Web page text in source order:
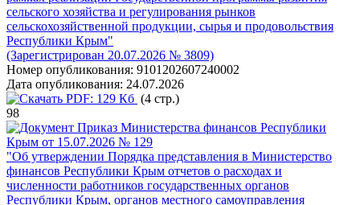
сельского хозяйства и регулирования рынков
сельскохозяйственной продукции, сырья и продовольствия
Республики Крым"
(Зарегистрирован 20.07.2026 № 3809)
Номер опубликования: 9101202607240002
Дата опубликования: 24.07.2026
PDF: 129 Кб (4 стр.)
98
Приказ Министерства финансов Республики
Крым от 15.07.2026 № 129
"Об утверждении Порядка представления в Министерство
финансов Республики Крым отчетов о расходах и
численности работников государственных органов
Республики Крым, органов местного самоуправления